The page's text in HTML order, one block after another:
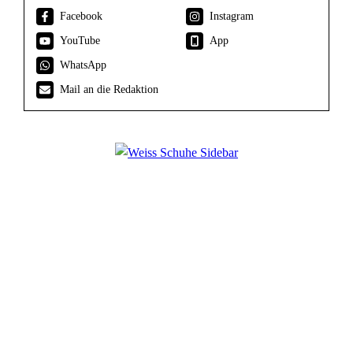
Facebook
Instagram
YouTube
App
WhatsApp
Mail an die Redaktion